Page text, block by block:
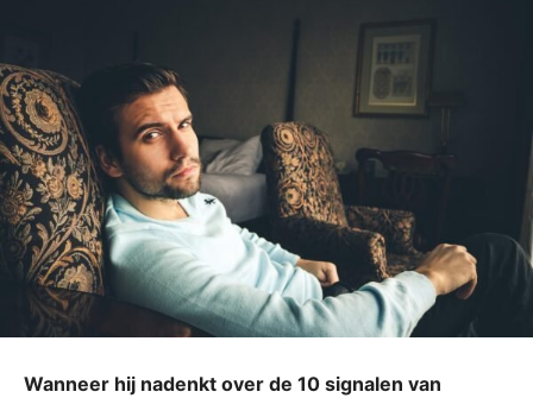
Wanneer hij nadenkt over de 10 signalen van